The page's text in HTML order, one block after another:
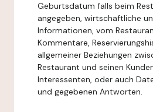
Geburtsdatum falls beim
angegeben, wirtschaftliche
Informationen, vom
Kommentare,
allgemeiner Beziehungen
Restaurant und seinen
Interessenten, oder auch
und gegebenen Antworten.